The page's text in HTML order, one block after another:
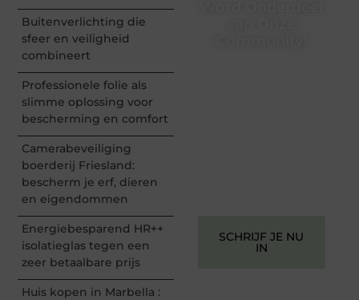
Buitenverlichting die
sfeer en veiligheid
combineert
Professionele folie als
slimme oplossing voor
bescherming en comfort
Camerabeveiliging
boerderij Friesland:
bescherm je erf, dieren
en eigendommen
Energiebesparend HR++
isolatieglas tegen een
zeer betaalbare prijs
Huis kopen in Marbella :
SCHRIJF JE NU
IN